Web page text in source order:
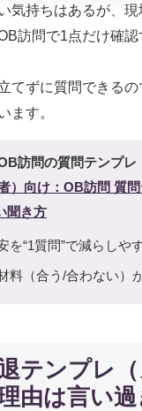
気持ちはあるが、
訪問で1点だけ確
てずに質問できるの
ます。
訪問の質問テンプレ
）向け：OB訪問 質
聞き方
を“1質問”で減らしや
料（合う/合わない）
テンプレ
由は言い過